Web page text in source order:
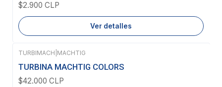
$2.900 CLP
Ver detalles
TURBIMACH MACHTIG
TURBINA MACHTIG COLORS
$42.000 CLP